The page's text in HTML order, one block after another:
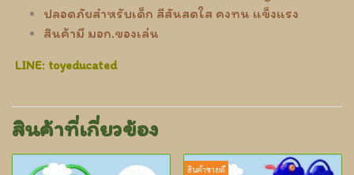
ปลอดภัยสำหรับเด็ก สีสันสดใส คงทน แข็งแรง
สินค้ามี มอก.ของเล่น
LINE: toyeducated
สินค้าที่เกี่ยวข้อง
สินค้าขายดี